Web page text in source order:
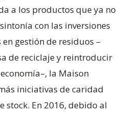
a los productos que ya no
con las inversiones
gestión de residuos –
de reciclaje y reintroducir
la Maison
iniciativas de caridad
stock. En 2016, debido al